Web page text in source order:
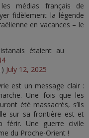
médias français de
fidèlement la légende
en vacances – le
étaient au
July 12, 2025
est un message clair :
Une fois que les
été massacrés, s’ils
sur sa frontière est et
férir. Une guerre civile
du Proche-Orient !